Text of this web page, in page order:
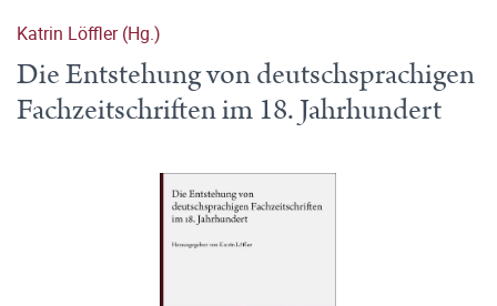
Katrin Löffler (Hg.)
Die Entstehung von deutschsprachigen
Fachzeitschriften im 18. Jahrhundert